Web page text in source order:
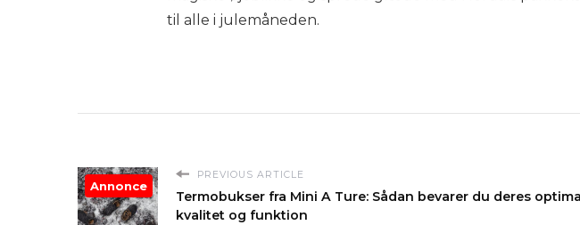
til alle i julemåneden.
PREVIOUS ARTICLE
Termobukser fra Mini A Ture: Sådan bevarer du deres
kvalitet og funktion
Annonce